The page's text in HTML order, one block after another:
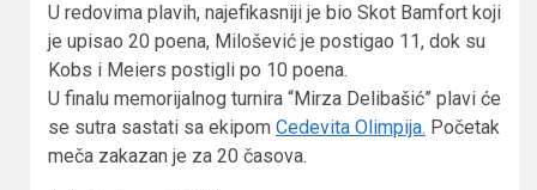
U redovima plavih, najefikasniji je bio Skot Bamfort koji
je upisao 20 poena, Milošević je postigao 11, dok su
Kobs i Meiers postigli po 10 poena.
U finalu memorijalnog turnira “Mirza Delibašić” plavi će
se sutra sastati sa ekipom Cedevita Olimpija. Početak
meča zakazan je za 20 časova.